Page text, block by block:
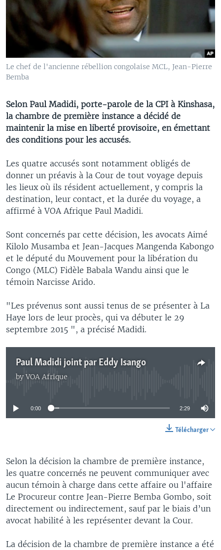
Le chef de l'ancienne rébellion congolaise MCL, Jean-Pierre
Bemba
Selon Paul Madidi, porte-parole de la CPI à Kinshasa,
la chambre de première instance a décidé de
maintenir la mise en liberté provisoire, en émettant
des conditions pour les accusés.
Les quatre accusés sont notamment obligés de
donner un préavis à la Cour de tout voyage depuis
les lieux où ils résident actuellement, y compris la
destination, leur contact, et la durée du voyage, a
affirmé à VOA Afrique Paul Madidi.
Sont concernés par cette décision, les avocats Aimé
Kilolo Musamba et Jean-Jacques Mangenda Kabongo
et le député du Mouvement pour la libération du
Congo (MLC) Fidèle Babala Wandu ainsi que le
témoin Narcisse Arido.
"Les prévenus sont aussi tenus de se présenter à La
Haye lors de leur procès, qui va débuter le 29
septembre 2015 ", a précisé Madidi.
Paul Madidi joint par Eddy Isango
byVOA Afrique
No media source currently available
0:00 2:29
Télécharger
Selon la décision la chambre de première instance,
les quatre concernés ne peuvent communiquer avec
aucun témoin à charge dans cette affaire ou l'affaire
Le Procureur contre Jean-Pierre Bemba Gombo, soit
directement ou indirectement, sauf par le biais d’un
avocat habilité à les représenter devant la Cour.
La décision de la chambre de première instance a été